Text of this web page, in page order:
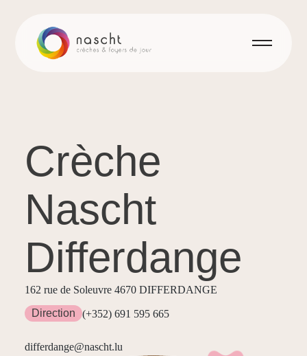
Crèche
Nascht
Differdange
162 rue de Soleuvre 4670 DIFFERDANGE
Direction
(+352) 691 595 665
differdange@nascht.lu